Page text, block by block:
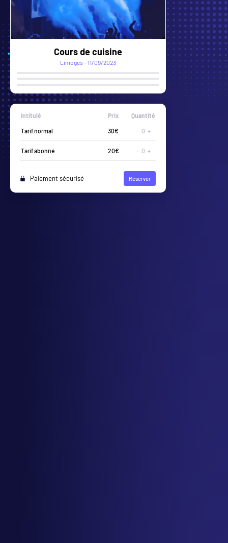
Foxes vs Chamois
Chambéry - 22/09/2024
Intitulé Prix Quantité
Tribune Or 20€ - 0 +
Tarif abonné 10€ - 0 +
Paiement sécurisé Réserver